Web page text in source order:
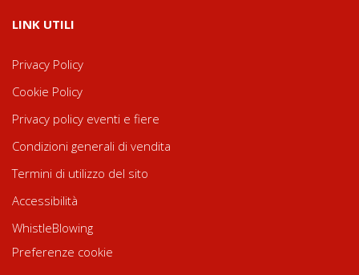
LINK UTILI
Privacy Policy
Cookie Policy
Privacy policy eventi e fiere
Condizioni generali di vendita
Termini di utilizzo del sito
Accessibilità
WhistleBlowing
Preferenze cookie